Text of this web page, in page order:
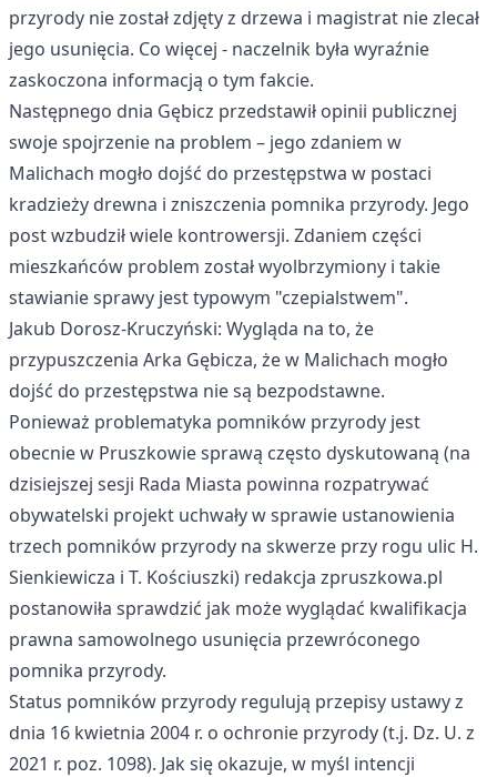
przyrody nie został zdjęty z drzewa i magistrat nie zlecał
jego usunięcia. Co więcej - naczelnik była wyraźnie
zaskoczona informacją o tym fakcie.
Następnego dnia Gębicz przedstawił opinii publicznej
swoje spojrzenie na problem – jego zdaniem w
Malichach mogło dojść do przestępstwa w postaci
kradzieży drewna i zniszczenia pomnika przyrody. Jego
post wzbudził wiele kontrowersji. Zdaniem części
mieszkańców problem został wyolbrzymiony i takie
stawianie sprawy jest typowym "czepialstwem".
Jakub Dorosz-Kruczyński: Wygląda na to, że
przypuszczenia Arka Gębicza, że w Malichach mogło
dojść do przestępstwa nie są bezpodstawne.
Ponieważ problematyka pomników przyrody jest
obecnie w Pruszkowie sprawą często dyskutowaną (na
dzisiejszej sesji Rada Miasta powinna rozpatrywać
obywatelski projekt uchwały w sprawie ustanowienia
trzech pomników przyrody na skwerze przy rogu ulic H.
Sienkiewicza i T. Kościuszki) redakcja zpruszkowa.pl
postanowiła sprawdzić jak może wyglądać kwalifikacja
prawna samowolnego usunięcia przewróconego
pomnika przyrody.
Status pomników przyrody regulują przepisy ustawy z
dnia 16 kwietnia 2004 r. o ochronie przyrody (t.j. Dz. U. z
2021 r. poz. 1098). Jak się okazuje, w myśl intencji